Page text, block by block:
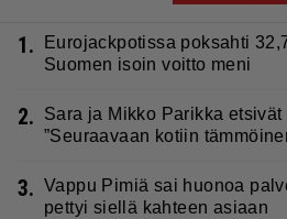
1.
Eurojackpotissa poksahti
Suomen isoin voitto meni
2.
Sara ja Mikko Parikka etsivät
”Seuraavaan kotiin
3. Vappu Pimiä sai huonoa
pettyi siellä kahteen asiaan